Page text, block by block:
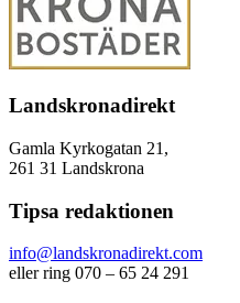
Landskronadirekt
Gamla Kyrkogatan 21,
261 31 Landskrona
Tipsa redaktionen
info@landskronadirekt.com
eller ring 070 – 65 24 291